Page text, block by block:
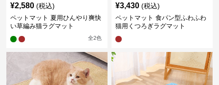
¥2,580 (税込)
ペットマット 夏用ひんやり爽快
い草編み猫ラグマット
全2色
¥3,430 (税込)
ペットマット 食パン型ふわふわ
猫用くつろぎラグマット